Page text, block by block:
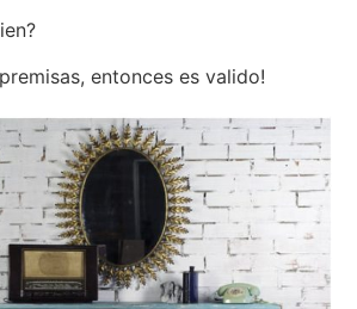
entonces es valido!